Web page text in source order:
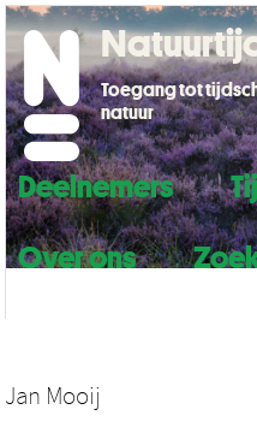
Deelnemers
Over ons
Toegang tot
natuur
Jan Mooij